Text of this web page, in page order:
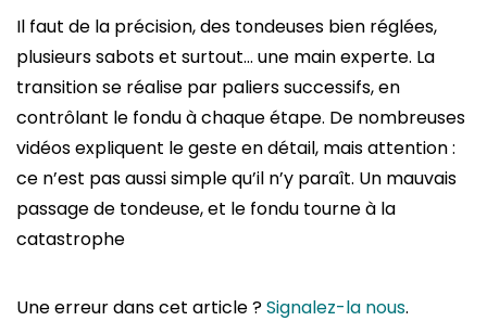
Il faut de la précision, des tondeuses bien réglées,
plusieurs sabots et surtout… une main experte. La
transition se réalise par paliers successifs, en
contrôlant le fondu à chaque étape. De nombreuses
vidéos expliquent le geste en détail, mais attention :
ce n’est pas aussi simple qu’il n’y paraît. Un mauvais
passage de tondeuse, et le fondu tourne à la
catastrophe
Une erreur dans cet article ?Signalez-la nous.